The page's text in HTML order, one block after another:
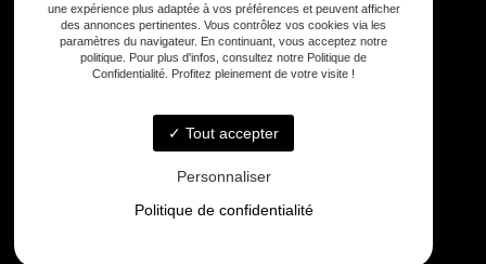
Adresse
33590 Vensac
06 33 48 35 75
contact@gd-drones-services.fr
une expérience plus adaptée à vos préférences et peuvent afficher
des annonces pertinentes. Vous contrôlez vos cookies via les
paramètres du navigateur. En continuant, vous acceptez notre
politique. Pour plus d'infos, consultez notre Politique de
Confidentialité. Profitez pleinement de votre visite !
Tout accepter
Personnaliser
Politique de confidentialité